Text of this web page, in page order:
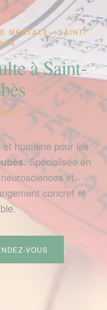
MENTALE • SAINT-
à Saint-
humaine pour les
. Spécialisée en
et
concret et
VOUS